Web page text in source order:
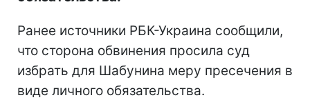
Ранее источники РБК-Украина сообщили,
что сторона обвинения просила суд
избрать для Шабунина меру пресечения в
виде личного обязательства.